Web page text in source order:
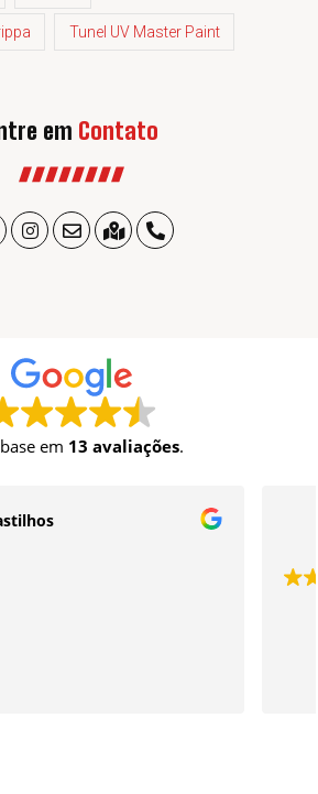
Tunel UV Master Paint
em Contato
em 13 avaliações.
Freitas